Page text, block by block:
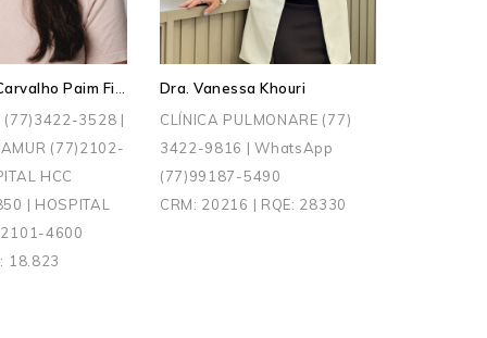
Drª Natália Carvalho Paim Figueira Santos
(77)3422-3528 |
(77)2102-
HCC
| HOSPITAL
4600
18.823
Dra. Vanessa Khouri
CLÍNICA PULMONARE (77)
3422-9816 | WhatsApp
(77)99187-5490
CRM: 20216 | RQE: 28330